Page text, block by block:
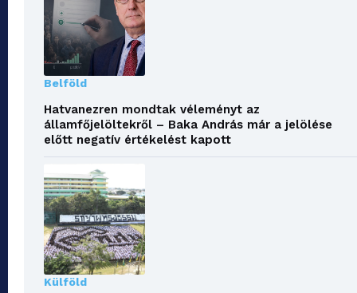
Belföld
Hatvanezren mondtak véleményt az
államfőjelöltekről – Baka András már a jelölése
előtt negatív értékelést kapott
Külföld